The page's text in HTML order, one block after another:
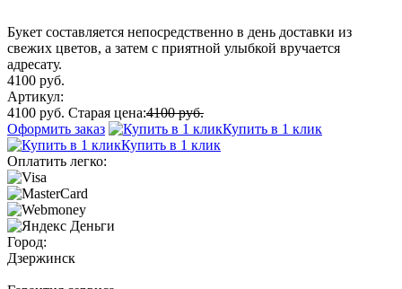
Букет составляется непосредственно в день доставки из
свежих цветов, а затем с приятной улыбкой вручается
адресату.
4100 руб.
Артикул:
4100 руб. Старая цена:4100 руб.
Оформить заказ
Купить в 1 клик
Купить в 1 клик
Оплатить легко:
Город:
Дзержинск